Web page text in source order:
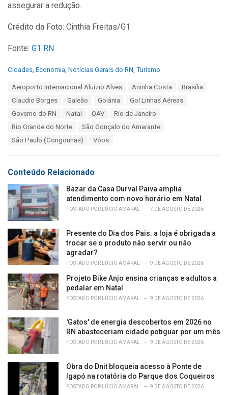
assegurar a redução.
Crédito da Foto: Cinthia Freitas/G1
Fonte: G1 RN
C
Cidades, Economia, Notícias Gerais do RN, Turismo
Aeroporto Internacional Aluízio Alves Aninha Costa
Brasília
Claudio Borges
Galeão Goiânia
Gol Linhas Aéreas
Governo do RN
Natal QAV
Rio de Janeiro
Rio Grande do Norte
São Gonçalo do Amarante
São Paulo (Congonhas)
Vôos
Conteúdo Relacionado
Bazar da Casa Durval Paiva amplia
atendimento com novo horário em Natal
POSTADO POR LÚCIO AMARAL 7 DE AGOSTO DE 2026
Presente do Dia dos Pais: a loja é obrigada a
trocar se o produto não servir ou não
agradar?
POSTADO POR LÚCIO AMARAL 9 DE AGOSTO DE 2026
Projeto Bike Anjo ensina crianças e adultos a
pedalar em Natal
POSTADO POR LÚCIO AMARAL 9 DE AGOSTO DE 2026
'Gatos' de energia descobertos em 2026 no
RN abasteceriam cidade potiguar por um mês
POSTADO POR LÚCIO AMARAL 9 DE AGOSTO DE 2026
Obra do Dnit bloqueia acesso à Ponte de
Igapó na rotatória do Parque dos Coqueiros
POSTADO POR LÚCIO AMARAL 9 DE AGOSTO DE 2026